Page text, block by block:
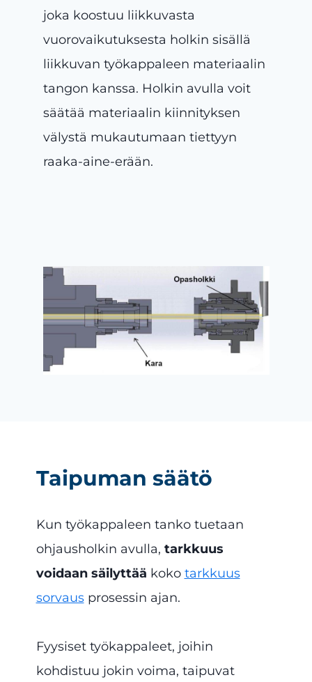
joka koostuu liikkuvasta
vuorovaikutuksesta holkin sisällä
liikkuvan työkappaleen materiaalin
tangon kanssa. Holkin avulla voit
säätää materiaalin kiinnityksen
välystä mukautumaan tiettyyn
raaka-aine-erään.
Taipuman säätö
Kun työkappaleen tanko tuetaan
ohjausholkin avulla, tarkkuus
voidaan säilyttää koko tarkkuus
sorvausprosessin ajan.
Fyysiset työkappaleet, joihin
kohdistuu jokin voima, taipuvat